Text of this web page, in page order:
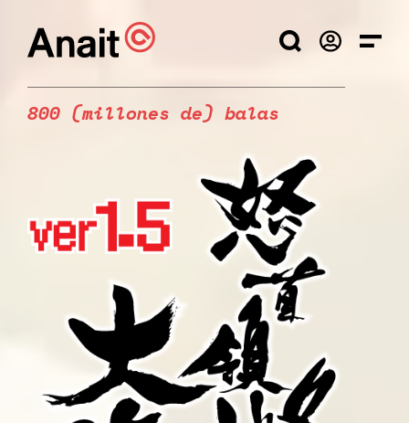
800 (millones de) balas